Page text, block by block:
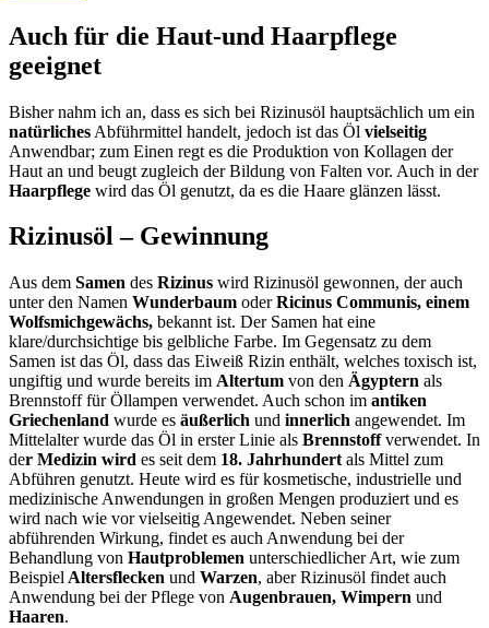
Auch für die Haut-und Haarpflege
geeignet
Bisher nahm ich an, dass es sich bei Rizinusöl hauptsächlich um ein
natürliches Abführmittel handelt, jedoch ist das Öl vielseitig
Anwendbar; zum Einen regt es die Produktion von Kollagen der
Haut an und beugt zugleich der Bildung von Falten vor. Auch in der
Haarpflege wird das Öl genutzt, da es die Haare glänzen lässt.
Rizinusöl – Gewinnung
Aus dem Samen des Rizinus wird Rizinusöl gewonnen, der auch
unter den Namen Wunderbaum oderRicinus Communis, einem
Wolfsmichgewächs, bekannt ist. Der Samen hat eine
klare/durchsichtige bis gelbliche Farbe. Im Gegensatz zu dem
Samen ist das Öl, dass das Eiweiß Rizin enthält, welches toxisch ist,
ungiftig und wurde bereits im Altertum von den Ägyptern als
Brennstoff für Öllampen verwendet. Auch schon im antiken
Griechenland wurde es äußerlich und innerlich angewendet. Im
Mittelalter wurde das Öl in erster Linie als Brennstoffverwendet. In
der Medizin wird es seit dem 18. Jahrhundert als Mittel zum
Abführen genutzt. Heute wird es für kosmetische, industrielle und
medizinische Anwendungen in großen Mengen produziert und es
wird nach wie vor vielseitig Angewendet. Neben seiner
abführenden Wirkung, findet es auch Anwendung bei der
Behandlung von Hautproblemen unterschiedlicher Art, wie zum
Beispiel Altersflecken und Warzen, aber Rizinusöl findet auch
Anwendung bei der Pflege von Augenbrauen, Wimpern und
Haaren.